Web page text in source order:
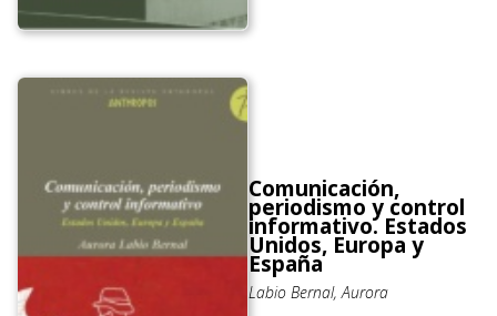
Comunicación,
periodismo y control
informativo. Estados
Unidos, Europa y
España
Labio Bernal, Aurora